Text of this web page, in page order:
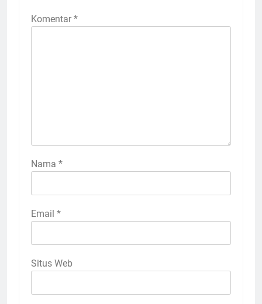
Komentar *
Nama *
Email *
Situs Web